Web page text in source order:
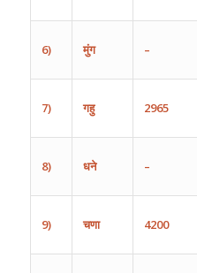
6) मुंग –
7) गहु 2965
8) धने –
9) चणा 4200